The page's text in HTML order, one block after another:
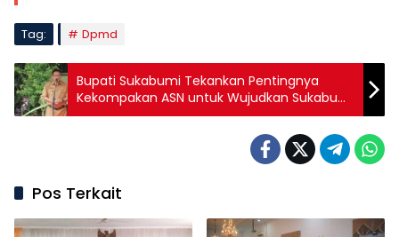
Tag: Dpmd
Bupati Sukabumi Tekankan Pentingnya
Kekompakan ASN untuk Wujudkan Sukabumi
Mubarakah
Pos Terkait